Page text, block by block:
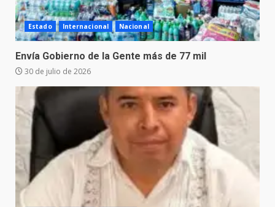
Estado Internacional Nacional
Envía Gobierno de la Gente más de 77 mil
30 de julio de 2026